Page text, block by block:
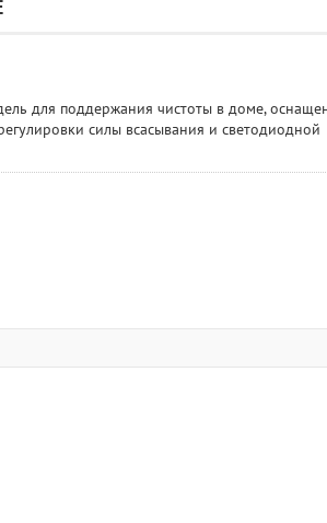
для поддержания чистоты в доме,
силы всасывания и светодиодной